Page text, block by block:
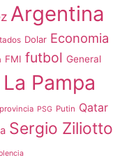
Argentina
Dolar Economia
FMI futbol General
La Pampa
provincia PSG Putin Qatar
Sergio Ziliotto